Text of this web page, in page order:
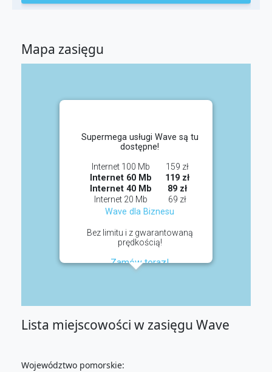
Mapa zasięgu
Supermega usługi Wave są tu
dostępne!
Internet 100 Mb
159 zł
Internet 60 Mb
119 zł
Internet 40 Mb
89 zł
Internet 20 Mb
69 zł
Wave dla Biznesu
Bez limitu i z gwarantowaną
prędkością!
Zamów teraz!
Lista miejscowości w zasięgu Wave
Województwo pomorskie: